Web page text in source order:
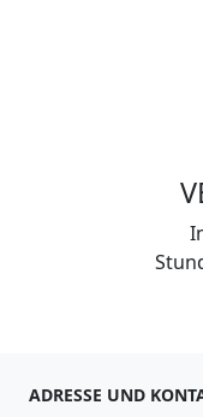
ADRESSE UND